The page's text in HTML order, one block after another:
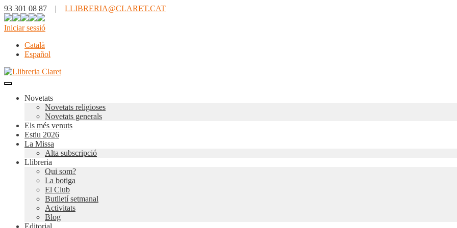
93 301 08 87 | LLIBRERIA@CLARET.CAT
Iniciar sessió
Català
Español
Novetats
Novetats religioses
Novetats generals
Els més venuts
Estiu 2026
La Missa
Alta subscripció
Llibreria
Qui som?
La botiga
El Club
Butlletí setmanal
Activitats
Blog
Editorial